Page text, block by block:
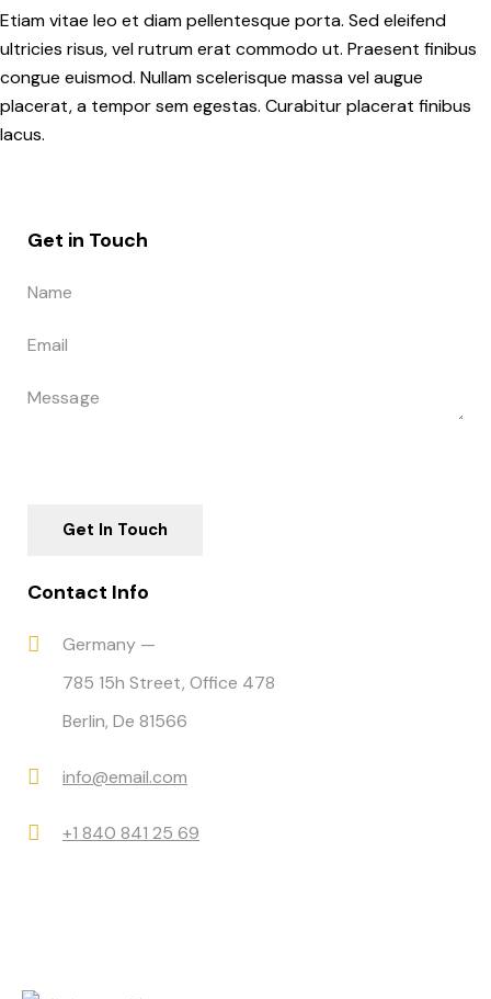
Etiam vitae leo et diam pellentesque porta. Sed eleifend
ultricies risus, vel rutrum erat commodo ut. Praesent finibus
congue euismod. Nullam scelerisque massa vel augue
placerat, a tempor sem egestas. Curabitur placerat finibus
lacus.
Get in Touch
Contact Info
Germany —
785 15h Street, Office 478
Berlin, De 81566
info@email.com
+1 840 841 25 69